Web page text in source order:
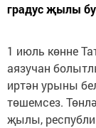
градус җылы
1 июль көнне
аязучан
иртән урыны
төшемсез.
җылы,